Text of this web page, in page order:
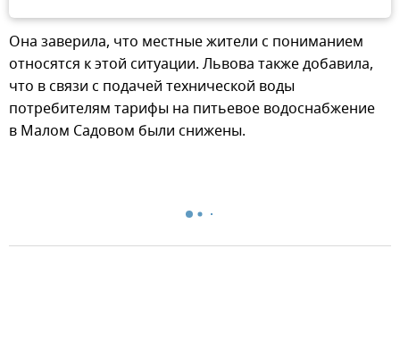
Она заверила, что местные жители с пониманием
относятся к этой ситуации. Львова также добавила,
что в связи с подачей технической воды
потребителям тарифы на питьевое водоснабжение
в Малом Садовом были снижены.